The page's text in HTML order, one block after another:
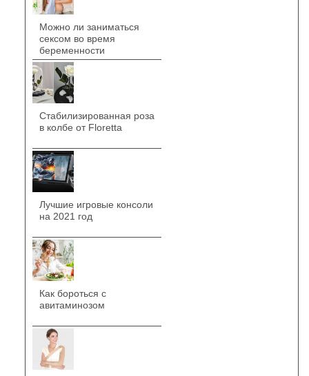
Можно ли заниматься
сексом во время
беременности
Стабилизированная роза
в колбе от Floretta
Лучшие игровые консоли
на 2021 год
Как бороться с
авитаминозом